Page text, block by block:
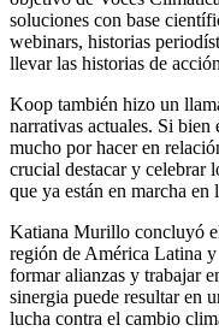
soluciones con base
webinars, historias
llevar las historias de
Koop también hizo un
narrativas actuales. Si bien
mucho por hacer en
crucial destacar y celebrar
que ya están en marcha en
Katiana Murillo concluyó
región de América Latina
formar alianzas y trabajar
sinergia puede resultar en
lucha contra el cambio